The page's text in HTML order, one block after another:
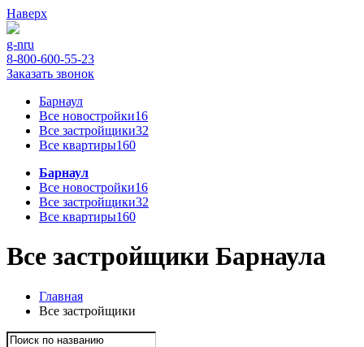
Наверх
g-nru
8-800-600-55-23
Заказать звонок
Барнаул
Все новостройки16
Все застройщики32
Все квартиры160
Барнаул
Все новостройки16
Все застройщики32
Все квартиры160
Все застройщики Барнаула
Главная
Все застройщики